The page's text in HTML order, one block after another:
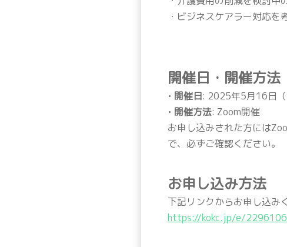
・ビジネスケアラー対応を
開催日・開催方法
• 開催日: 2025年5月16日
• 開催方法: Zoom開催
お申し込みされた方には
で、必ずご確認ください。
お申し込み方法
下記リンクからお申し込み
https://kokc.jp/e/